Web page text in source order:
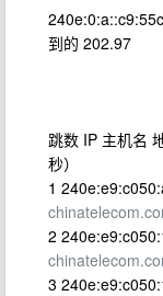
到的 202.97
跳数 IP 主机名
秒）
1
2
3